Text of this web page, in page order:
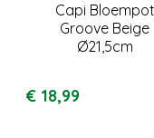
Capi Bloempot
Groove Beige
Ø21,5cm
€ 18,99